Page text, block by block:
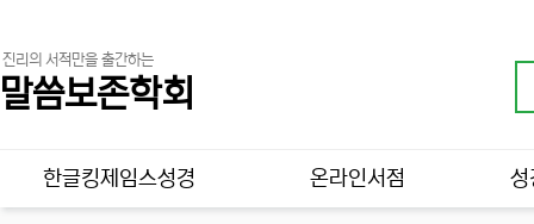
진리의 서적만을 출간하는
말씀보존학회
메인 메뉴
한글킹제임스성경 온라인서점 성